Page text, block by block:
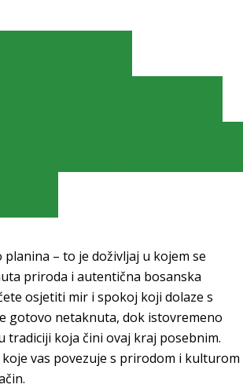
planina – to je doživljaj u kojem se
priroda i autentična bosanska
osjetiti mir i spokoj koji dolaze s
gotovo netaknuta, dok istovremeno
tradiciji koja čini ovaj kraj posebnim.
vas povezuje s prirodom i kulturom